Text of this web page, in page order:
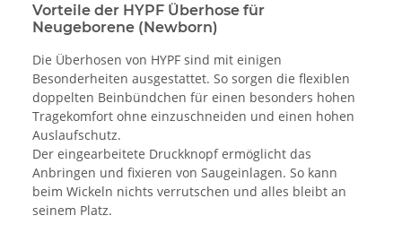
Vorteile der HYPF Überhose für
Neugeborene (Newborn)
Die Überhosen von HYPF sind mit einigen
Besonderheiten ausgestattet. So sorgen die flexiblen
doppelten Beinbündchen für einen besonders hohen
Tragekomfort ohne einzuschneiden und einen hohen
Auslaufschutz.
Der eingearbeitete Druckknopf ermöglicht das
Anbringen und fixieren von Saugeinlagen. So kann
beim Wickeln nichts verrutschen und alles bleibt an
seinem Platz.